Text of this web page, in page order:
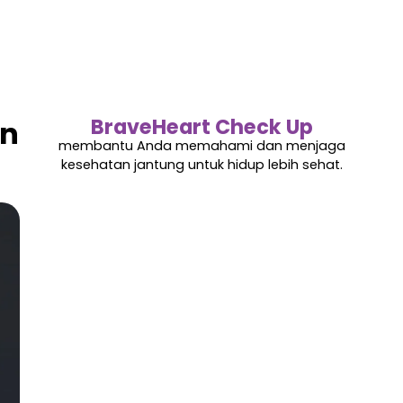
BraveHeart Check Up
membantu Anda memahami dan menjaga
kesehatan jantung untuk hidup lebih sehat.